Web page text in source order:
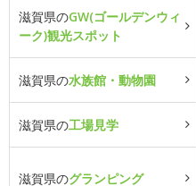
滋賀県のGW(ゴールデンウィ
ーク)観光スポット
滋賀県の水族館・動物園
滋賀県の工場見学
滋賀県のグランピング